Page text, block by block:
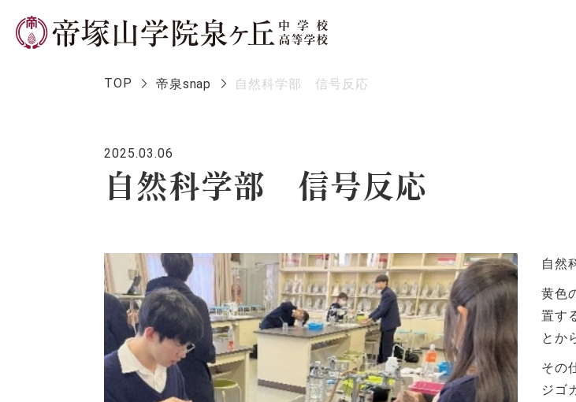
学校長メッセージ
TOP 帝泉snap 自然科学部 信号反応
2025.03.06
自然科学部 信号反応
自然
黄色
置す
とか
その
ジゴ